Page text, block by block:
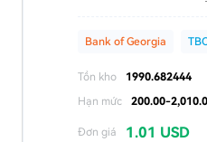
Bank of Georgia
Tồn kho
1990.682444
Hạn mức
200.00-
Đơn giá 1.01 USD